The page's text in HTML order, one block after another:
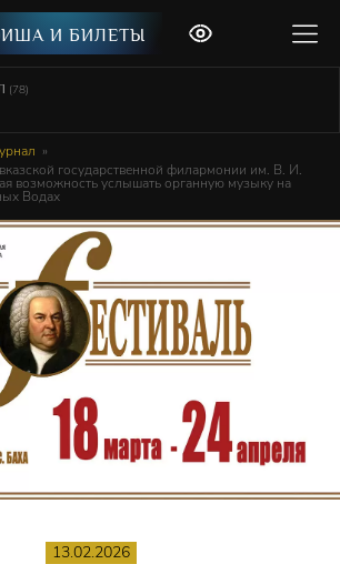
И БИЛЕТЫ
(78)
государственной филармонии им. В. И.
возможность услышать органную музыку на
Водах
13.02.2026